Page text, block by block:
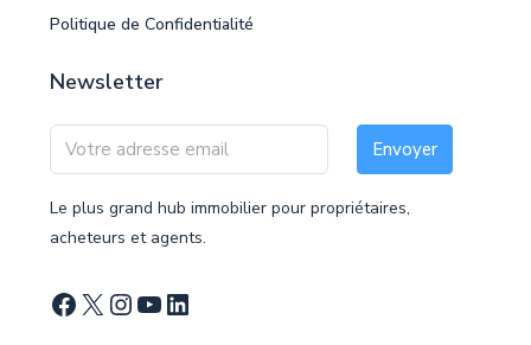
Politique de Confidentialité
Newsletter
Envoyer
Le plus grand hub immobilier pour propriétaires,
acheteurs et agents.